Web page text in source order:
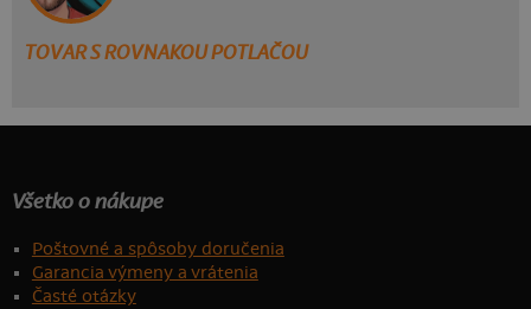
TOVAR S ROVNAKOU POTLAČOU
Všetko o nákupe
Poštovné a spôsoby doručenia
Garancia výmeny a vrátenia
Časté otázky